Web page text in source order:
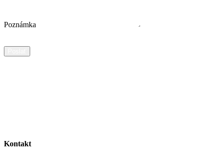
Poznámka
Kontakt